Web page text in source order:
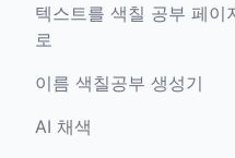
텍스트를 색칠 공부 페이
로
이름 색칠공부 생성기
AI 채색